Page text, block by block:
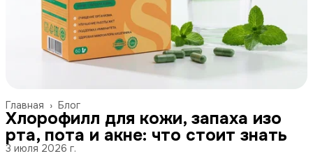
Блог
Главная ›
Хлорофилл для кожи, запаха изо
рта, пота и акне: что стоит знать
3 июля 2026 г.